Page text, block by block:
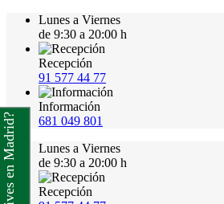
Lunes a Viernes
de 9:30 a 20:00 h
Recepción
91 577 44 77
Información
681 049 801
Lunes a Viernes
de 9:30 a 20:00 h
Recepción
¿No vives en Madrid?